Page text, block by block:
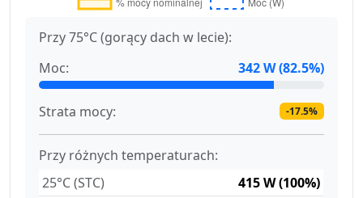
Przy 75°C (gorący dach w lecie):
Moc:
342 W (82.5%)
Strata mocy: -17.5%
Przy różnych temperaturach:
25°C (STC)
415 W (100%)